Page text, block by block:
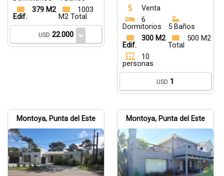
379 M2
Edif.
1003
M2 Total
USD 22.000
Venta
6
Dormitorios
5 Baños
300 M2
Edif.
500 M2
Total
10
personas
USD 1
Montoya, Punta del Este Montoya, Punta del Este